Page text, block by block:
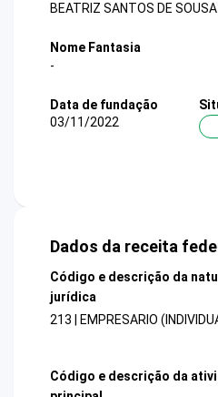
BEATRIZ SANTOS DE SOUSA
Nome Fantasia
-
Data de fundação
03/11/2022
Dados da receita
Código e descrição da
jurídica
213 | EMPRESARIO
Código e descrição da